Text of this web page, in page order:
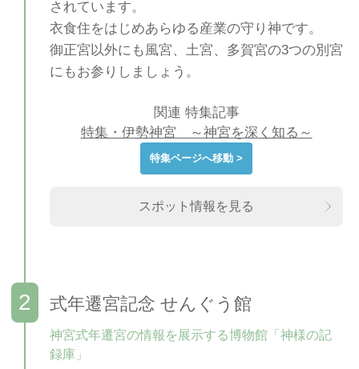
されています。
衣食住をはじめあらゆる産業の守り神です。
御正宮以外にも風宮、土宮、多賀宮の3つの別宮
にもお参りしましょう。
関連 特集記事
特集・伊勢神宮 ～神宮を深く知る～
特集ページへ移動 >
スポット情報を見る
式年遷宮記念 せんぐう館
神宮式年遷宮の情報を展示する博物館「神様の記
録庫」